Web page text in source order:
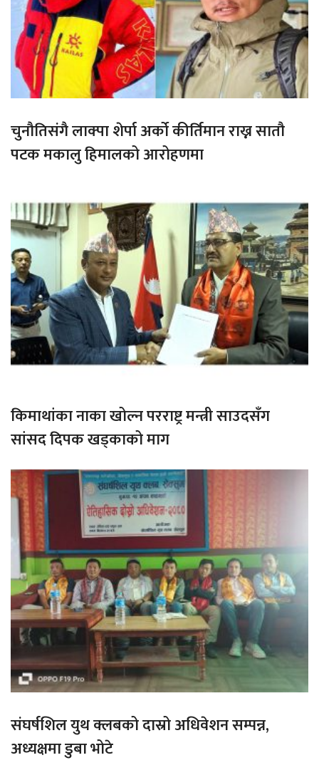
चुनौतिसंगै लाक्पा शेर्पा अर्को कीर्तिमान राख्न सातौ
पटक मकालु हिमालको आरोहणमा
किमाथांका नाका खोल्न परराष्ट्र मन्त्री साउदसँग
सांसद दिपक खड्काको माग
संघर्षशिल युथ क्लबको दास्रो अधिवेशन सम्पन्न,
अध्यक्षमा डुबा भोटे